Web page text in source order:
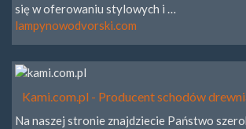
się w oferowaniu stylowych i …
lampynowodvorski.com
Kami.com.pl - Producent schodów
Na naszej stronie znajdziecie Państwo